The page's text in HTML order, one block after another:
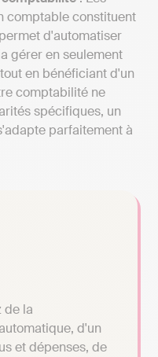
comptable constituent
d'automatiser
gérer en seulement
en bénéficiant d'un
comptabilité ne
spécifiques, un
parfaitement à
de la
d'un
et dépenses, de